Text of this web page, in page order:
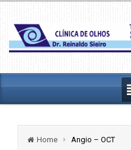
Home Angio – OCT